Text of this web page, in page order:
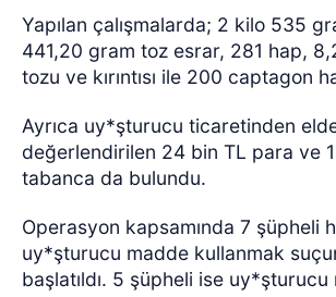
Yapılan çalışmalarda; 2 kilo 535
441,20 gram toz esrar, 281 hap,
tozu ve kırıntısı ile 200 captagon
Ayrıca uy*şturucu ticaretinden
değerlendirilen 24 bin TL para ve 1
tabanca da bulundu.
Operasyon kapsamında 7 şüpheli
uy*şturucu madde kullanmak
başlatıldı. 5 şüpheli ise